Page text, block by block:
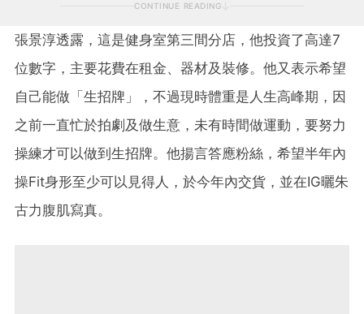
CONTINUE READING
張景淳透露，這是健身室第三間分店，他投資了高達7
位數字，主要花費在租金、器材及裝修。他又表示希望
自己能做「生招牌」，不過現時體重是人生高峰期，因
之前一直忙於拍劇及做生意，未有時間做運動，要努力
操練才可以做到生招牌。他揚言答應粉絲，希望半年內
操Fit身形至少可以見得人，於今年內交貨，並在IG曬朱
古力腹肌寫真。